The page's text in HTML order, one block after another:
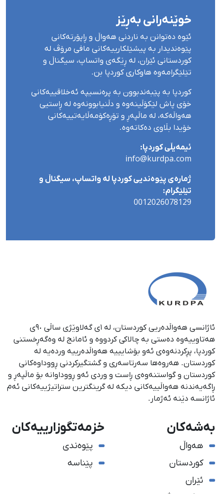
خوێنەرانی بەڕێز
ئێوە دەتوانن بە ناردنی هەواڵ و ڕاپۆرتەکانی
پێوەندیدار بە پیشێلکارییەکانی مافی مرۆڤ لە
کوردستانی ئێران، لە ڕێگەی واتساپ، سیگناڵ و
تێلێگرامەوە هاوکاری کوردپا بن.
کوردپا بە پێبەندبوون بە پرەنسیپە ئەخلاقییەکانی
خۆی پاش لێکۆڵینەوە و دڵنیابوونەوە لە ڕاستیی
هەواڵەکە، لە ماڵپەڕ و تۆڕەکۆمەڵایەتییەکانی
خۆیدا بڵاوی دەکاتەوە.
ئیمەیڵی کوردپا:
info@kurdpa.com
ژمارەی پێوەندیی کوردپا لە واتساپ، سیگناڵ و
تێلێگرام:
0012026078129
ئاژانسی هەواڵدەریی کوردستان، لە ١ی گەلاوێژی ساڵی ٩٠ی
هەتاوییەوە دەستی بە چالاکی کردووە و ئامانج لە وەگەڕخستنی
كوردپا، پڕكردنەوەی ئەو بۆشایییە هەواڵدەرییە وردەیە لە
كوردستان. هەروەها سەرتاسەری و گشتگیركردنی ڕووداوەكانی
كوردستان و گواستنەوەی ڕاست و وردی ئەو ڕووداوانە بۆ ماڵپەڕ و
ڕاگەیەندنە هەواڵییەكانی دیكە لە گرینگترین ستراتیژییەكانی ئەم
ئاژانسە دێنە ئەژمار.
بەشەکان
هەواڵ
کوردستان
ئێران
خزمەتگوزارییەکان
پێوەندی
پێناسە